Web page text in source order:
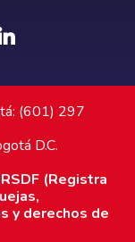
(601) 297
D.C.
(Registra
y derechos de